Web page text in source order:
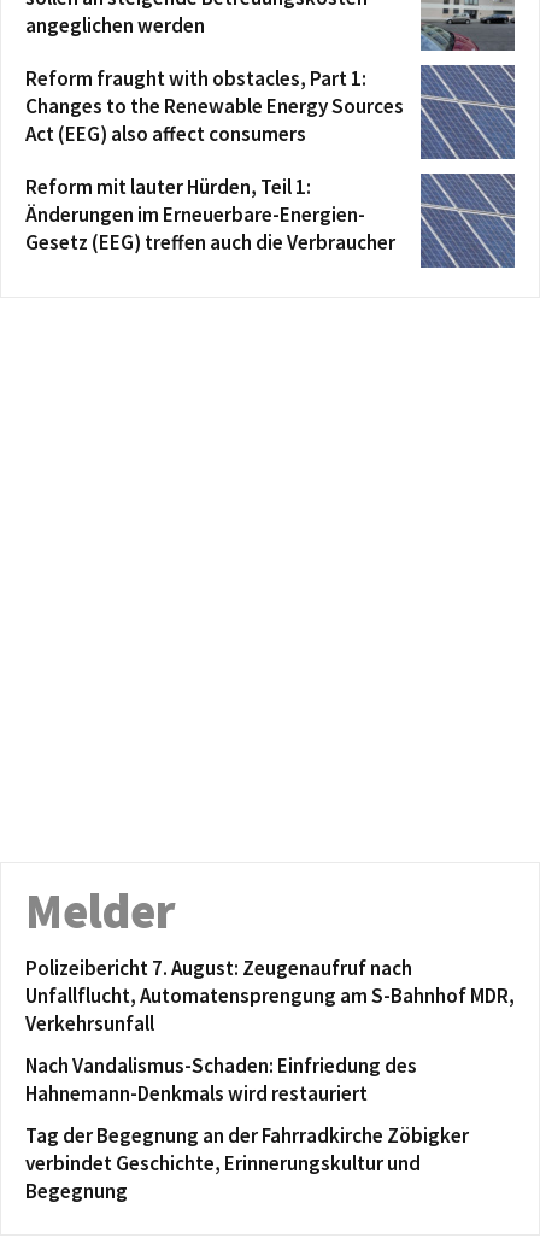
angeglichen werden
Reform fraught with obstacles, Part 1:
Changes to the Renewable Energy Sources
Act (EEG) also affect consumers
Reform mit lauter Hürden, Teil 1:
Änderungen im Erneuerbare-Energien-
Gesetz (EEG) treffen auch die Verbraucher
Melder
Polizeibericht 7. August: Zeugenaufruf nach
Unfallflucht, Automatensprengung am S-Bahnhof MDR,
Verkehrsunfall
Nach Vandalismus-Schaden: Einfriedung des
Hahnemann-Denkmals wird restauriert
Tag der Begegnung an der Fahrradkirche Zöbigker
verbindet Geschichte, Erinnerungskultur und
Begegnung